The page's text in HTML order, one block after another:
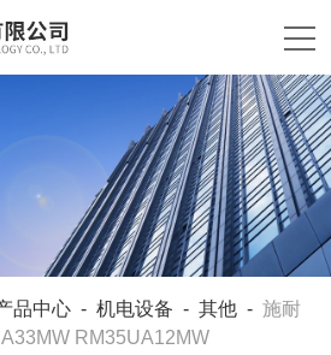
品中心 -机电设备 -其他 -施耐
RM35UA12MW